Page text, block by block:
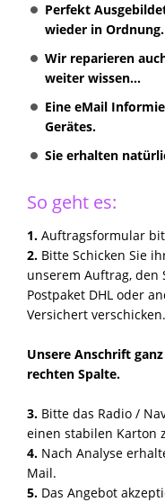
Perfekt
wieder in Ordnung.
Wir reparieren
weiter wissen...
Eine eMail
Gerätes.
Sie erhalten
So geht es:
1. Auftragsformular
2. Bitte Schicken Sie
unserem Auftrag, den
Postpaket DHL oder
Versichert verschicken.
Unsere Anschrift
rechten Spalte.
3. Bitte das Radio /
einen stabilen Karton
4. Nach Analyse
Mail.
5. Das Angebot